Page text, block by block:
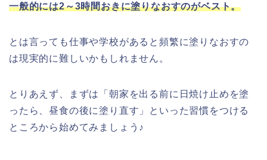
一般的には2～3時間おきに塗りなおすのがベスト。
とは言っても仕事や学校があると頻繁に塗りなおすの
は現実的に難しいかもしれません。
とりあえず、まずは「朝家を出る前に日焼け止めを塗
ったら、昼食の後に塗り直す」といった習慣をつける
ところから始めてみましょう♪